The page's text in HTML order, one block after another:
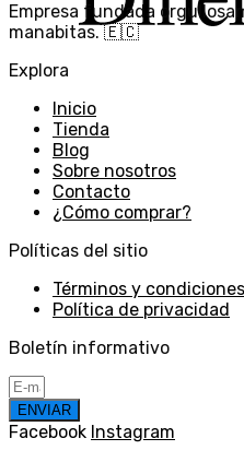
Empresa fundada
manabitas. 🇪🇨
Explora
Inicio
Tienda
Blog
Sobre nosotros
Contacto
¿Cómo comprar?
Políticas del sitio
Términos y condiciones
Política de privacidad
Boletín informativo
ENVIAR
Facebook Instagram